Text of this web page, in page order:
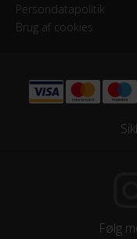
Persondatapolitik
Brug af cookies
Følg